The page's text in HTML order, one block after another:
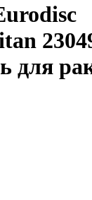
для